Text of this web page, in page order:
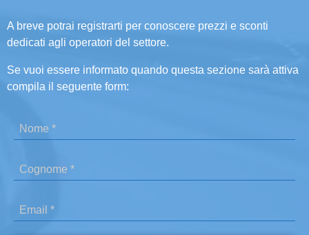
A breve potrai registrarti per conoscere prezzi e sconti
dedicati agli operatori del settore.
Se vuoi essere informato quando questa sezione sarà attiva
compila il seguente form: